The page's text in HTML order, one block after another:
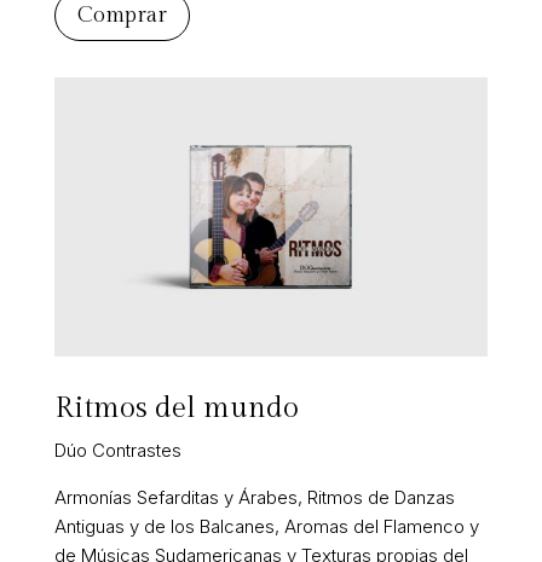
Comprar
Ritmos del mundo
Dúo Contrastes
Armonías Sefarditas y Árabes, Ritmos de Danzas
Antiguas y de los Balcanes, Aromas del Flamenco y
de Músicas Sudamericanas y Texturas propias del